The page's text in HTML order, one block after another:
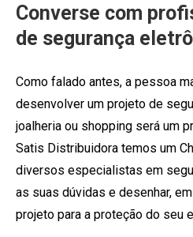
Converse com
de segurança
Como falado antes, a pessoa
desenvolver um projeto de
joalheria ou shopping será um
Satis Distribuidora temos um
diversos especialistas em
as suas dúvidas e desenhar,
projeto para a proteção do seu